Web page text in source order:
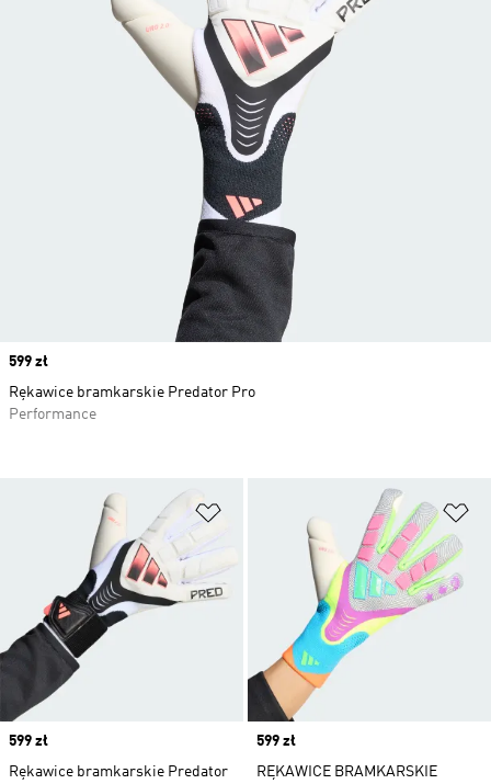
Dodaj do listy życzeń
Price
599 zł
Rękawice bramkarskie Predator
Price
599 zł
RĘKAWICE BRAMKARSKIE
Price
599 zł
Rękawice bramkarskie Predator Pro
Performance